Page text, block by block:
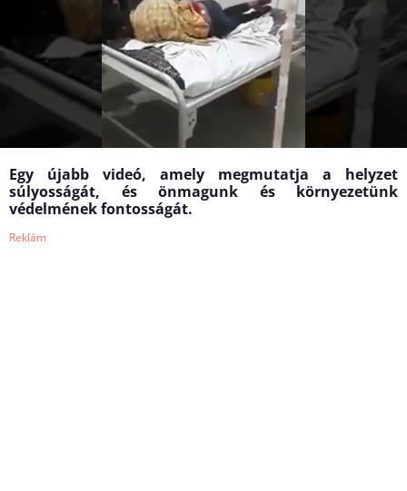
Egy újabb videó, amely megmutatja a helyzet
súlyosságát, és önmagunk és környezetünk
védelmének fontosságát.
Reklám